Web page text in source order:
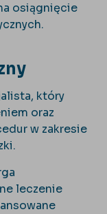
osiągnięcie
który
oraz
w zakresie
leczenie